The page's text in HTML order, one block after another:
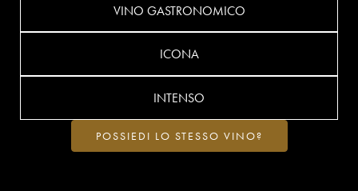
VINO GASTRONOMICO
ICONA
INTENSO
POSSIEDI LO STESSO VINO?